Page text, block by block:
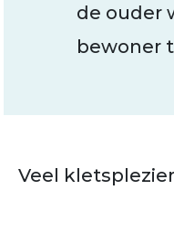
de ouder
bewoner
Veel